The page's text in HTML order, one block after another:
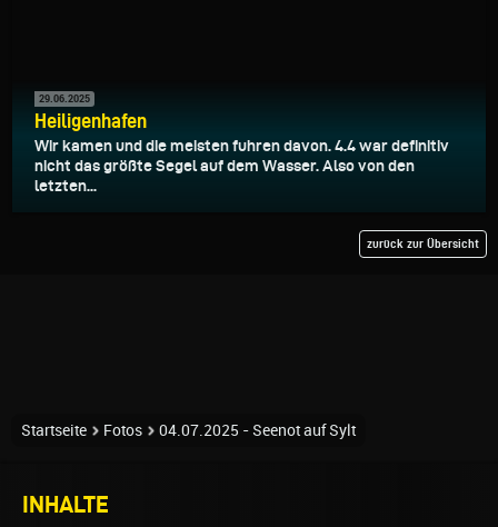
29.06.2025
Heiligenhafen
Wir kamen und die meisten fuhren davon. 4.4 war definitiv
nicht das größte Segel auf dem Wasser. Also von den
letzten...
zurück zur Übersicht
Startseite Fotos 04.07.2025 - Seenot auf Sylt
INHALTE